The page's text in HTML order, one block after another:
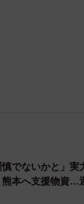
慎でないかと」実
熊本へ支援物資…